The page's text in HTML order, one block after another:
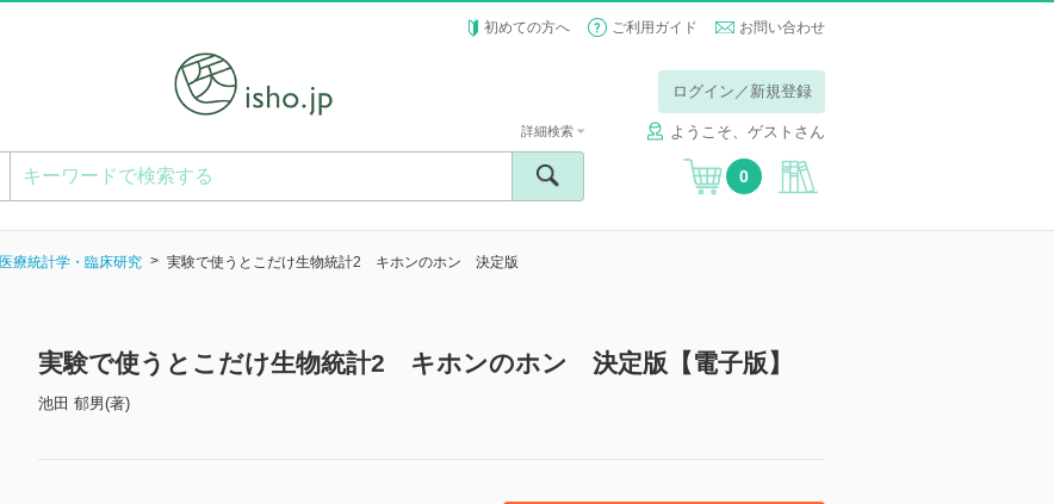
初めての方へ ご利用ガイド お問い合わせ
ログイン／新規登録
ようこそ、ゲストさん
詳細検索
0
医療統計学・臨床研究 実験で使うとこだけ生物統計2 キホンのホン 決定版
実験で使うとこだけ生物統計2 キホンのホン 決定版【電子版】
池田 郁男(著)